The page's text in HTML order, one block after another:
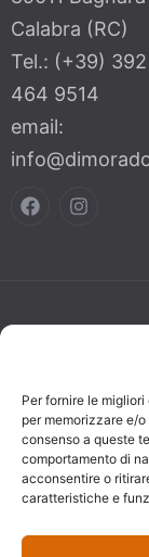
Per fornire le
per memorizzare e/
consenso a queste
comportamento di
acconsentire o
caratteristiche e
Calabra (RC)
Tel.: (+39) 392
464 9514
email:
Ciccillo Bed
And Breakfast.
VAT number: